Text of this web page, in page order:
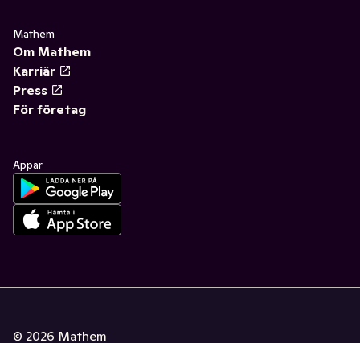
Mathem
Om Mathem
Karriär
Press
För företag
Appar
© 2026 Mathem